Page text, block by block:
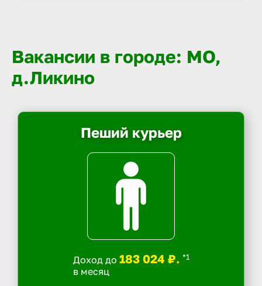
Вакансии в городе: МО,
д.Ликино
Пеший курьер
Доход до 183 024 ₽. *1
в месяц